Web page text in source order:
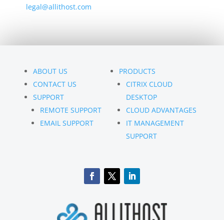
legal@allithost.com
ABOUT US
CONTACT US
SUPPORT
REMOTE SUPPORT
EMAIL SUPPORT
PRODUCTS
CITRIX CLOUD
DESKTOP
CLOUD ADVANTAGES
IT MANAGEMENT
SUPPORT